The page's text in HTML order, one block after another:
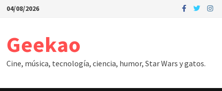
Saltar
04/08/2026
Geekao
Cine, música, tecnología, ciencia, humor, Star Wars y gatos.